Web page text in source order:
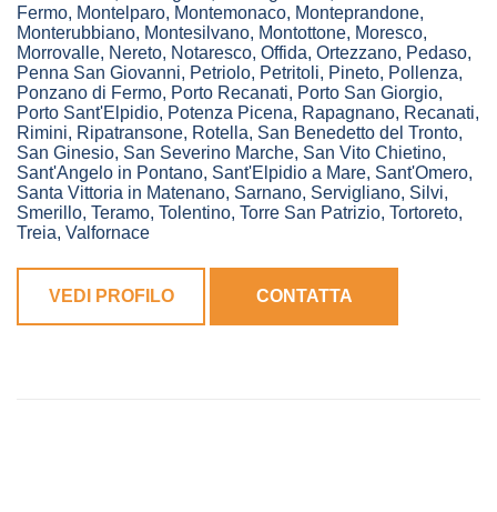
Fermo, Montelparo, Montemonaco, Monteprandone,
Monterubbiano, Montesilvano, Montottone, Moresco,
Morrovalle, Nereto, Notaresco, Offida, Ortezzano, Pedaso,
Penna San Giovanni, Petriolo, Petritoli, Pineto, Pollenza,
Ponzano di Fermo, Porto Recanati, Porto San Giorgio,
Porto Sant'Elpidio, Potenza Picena, Rapagnano, Recanati,
Rimini, Ripatransone, Rotella, San Benedetto del Tronto,
San Ginesio, San Severino Marche, San Vito Chietino,
Sant'Angelo in Pontano, Sant'Elpidio a Mare, Sant'Omero,
Santa Vittoria in Matenano, Sarnano, Servigliano, Silvi,
Smerillo, Teramo, Tolentino, Torre San Patrizio, Tortoreto,
Treia, Valfornace
VEDI PROFILO CONTATTA